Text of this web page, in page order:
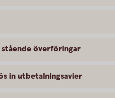
överföringar
in utbetalningsavier